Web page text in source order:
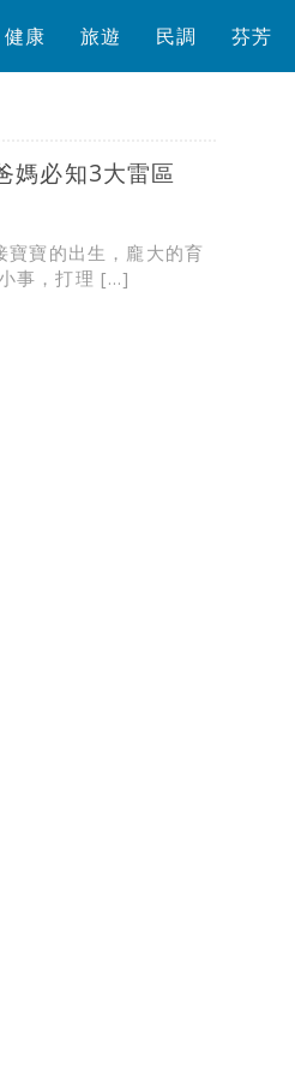
健康 旅遊 民調 芬芳
媽必知3大雷區
寶寶的出生，龐大的育
事，打理 […]